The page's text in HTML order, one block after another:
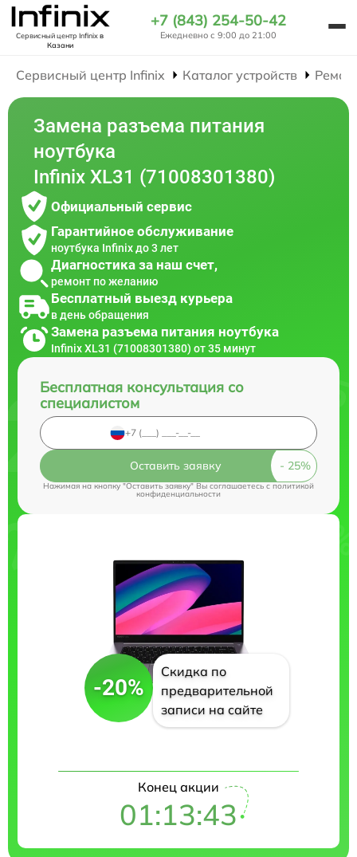
Сервисный центр Infinixв
Казани
+7 (843) 254-50-42
Ежедневно с 9:00 до 21:00
Сервисный центр Infinix Каталог устройств
Замена разъема питания
ноутбука
Infinix XL31 (71008301380)
Официальный сервис
Гарантийное обслуживание
ноутбука Infinix до 3 лет
Диагностика за наш счет,
ремонт по желанию
Бесплатный выезд курьера
в день обращения
Замена разъема питания ноутбука
Infinix XL31 (71008301380) от 35 минут
Бесплатная консультация со
специалистом
Оставить заявку
Нажимая на кнопку "Оставить заявку" Вы соглашаетесь cполитикой
конфиденциальности
-20%
Скидка по
предварительной
записи на сайте
Конец акции
01:13:42